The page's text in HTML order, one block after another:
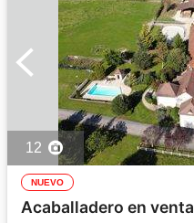
12
NUEVO
Acaballadero en venta